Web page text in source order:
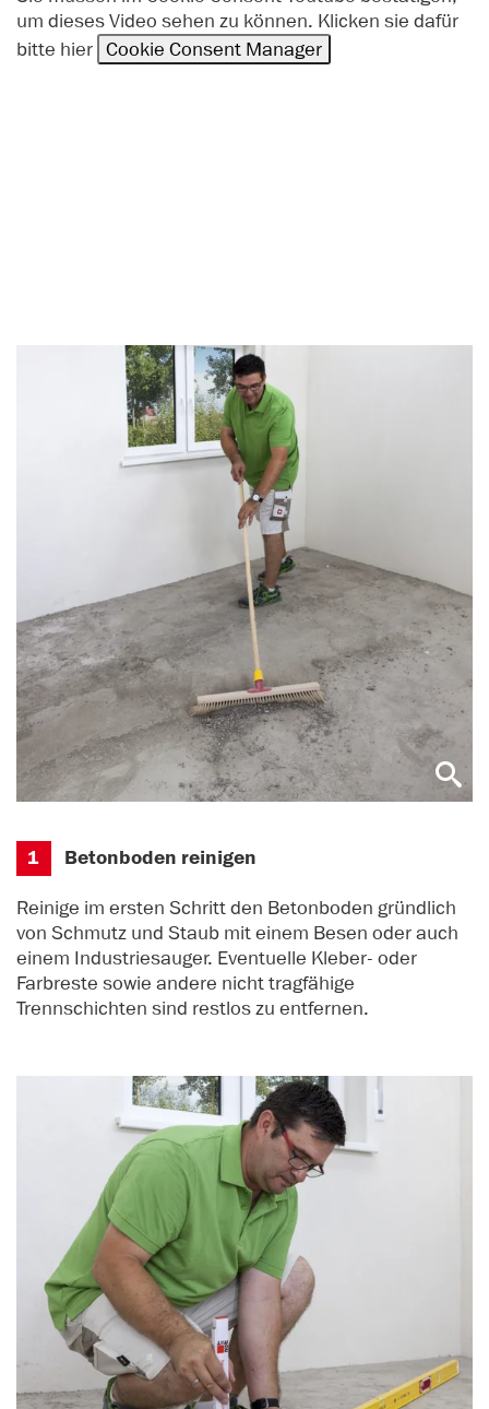
um dieses Video sehen zu können. Klicken sie dafür
bitte hier Cookie Consent Manager
1 Betonboden reinigen
Reinige im ersten Schritt den Betonboden gründlich
von Schmutz und Staub mit einem Besen oder auch
einem Industriesauger. Eventuelle Kleber- oder
Farbreste sowie andere nicht tragfähige
Trennschichten sind restlos zu entfernen.